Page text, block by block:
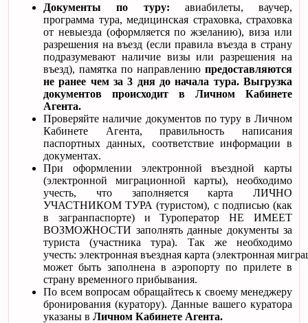
Документы по туру: авиабилеты, ваучер,
программа тура, медицинская страховка, страховка
от невыезда (оформляется по жзеланию), виза или
разрешения на въезд (если правила въезда в страну
подразумевают наличие визы или разрешения на
въезд), памятка по направлению предоставляются
не ранее чем за 3 дня до начала тура. Выгрузка
документов происходит в Личном Кабинете
Агента.
Проверяйте наличие документов по туру в Личном
Кабинете Агента, правильность написания
паспортных данных, соответствие информации в
документах.
При оформлении электронной въездной карты
(электронной миграционной карты), необходимо
учесть, что заполняется карта ЛИЧНО
УЧАСТНИКОМ ТУРА (туристом), с подписью (как
в загранпаспорте) и Туроператор НЕ ИМЕЕТ
ВОЗМОЖНОСТИ заполнять данные документы за
туриста (участника тура). Так же необходимо
учесть: электронная въездная карта (электронная
может быть заполнена в аэропорту по прилете в
страну временного прибывания.
По всем вопросам обращайтесь к своему менеджеру
бронирования (куратору). Данные вашего куратора
указаны в Личном Кабинете Агента.